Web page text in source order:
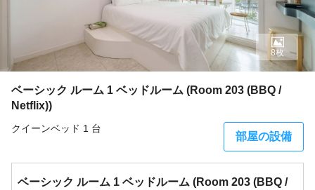
ベーシック ルーム 1 ベッドルーム (Room 203 (BBQ /
Netflix))
クイーンベッド 1 台
部屋の設備
8枚
ベーシック ルーム 1 ベッドルーム (Room 203 (BBQ /